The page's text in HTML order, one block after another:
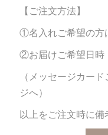
【ご注文方法】
①名入れご希望の方
②お届けご希望日時
（メッセージカー
ジへ）
以上をご注文時に備